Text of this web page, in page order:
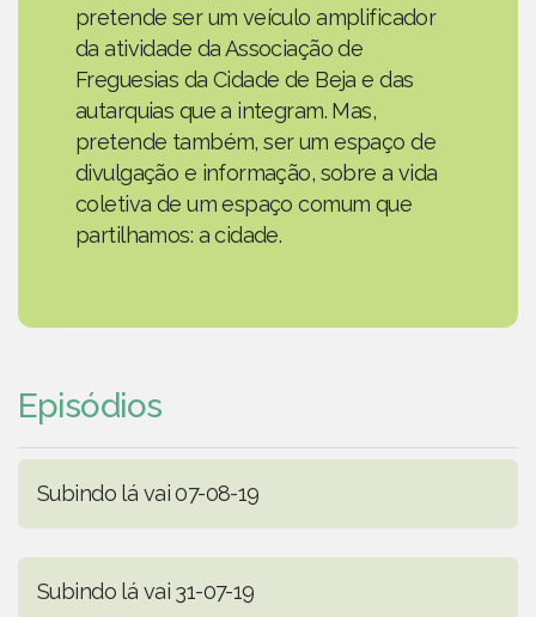
pretende ser um veículo amplificador
da atividade da Associação de
Freguesias da Cidade de Beja e das
autarquias que a integram. Mas,
pretende também, ser um espaço de
divulgação e informação, sobre a vida
coletiva de um espaço comum que
partilhamos: a cidade.
Episódios
Subindo lá vai 07-08-19
Subindo lá vai 31-07-19